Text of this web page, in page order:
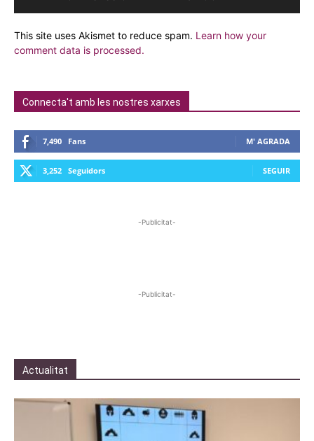
This site uses Akismet to reduce spam. Learn how your
comment data is processed.
Connecta't amb les nostres xarxes
7,490 Fans M' AGRADA
3,252 Seguidors SEGUIR
-Publicitat-
-Publicitat-
Actualitat